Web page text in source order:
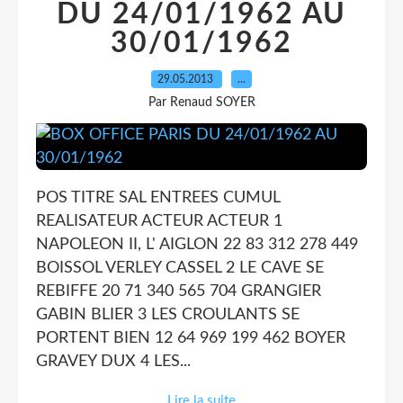
DU 24/01/1962 AU
30/01/1962
29.05.2013 …
Par Renaud SOYER
POS TITRE SAL ENTREES CUMUL
REALISATEUR ACTEUR ACTEUR 1
NAPOLEON II, L' AIGLON 22 83 312 278 449
BOISSOL VERLEY CASSEL 2 LE CAVE SE
REBIFFE 20 71 340 565 704 GRANGIER
GABIN BLIER 3 LES CROULANTS SE
PORTENT BIEN 12 64 969 199 462 BOYER
GRAVEY DUX 4 LES...